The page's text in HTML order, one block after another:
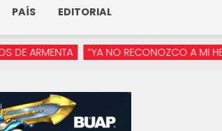
PAÍS
EDITORIAL
“YA NO RECONOZCO A MI HERMANO”: LOS